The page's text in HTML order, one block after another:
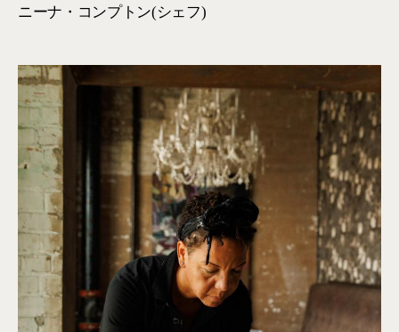
ニーナ・コンプトン(シェフ)